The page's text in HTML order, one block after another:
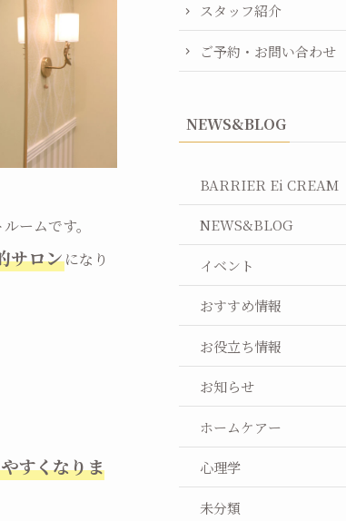
ームです。
サロンになり
すくなりま
スタッフ紹介
ご予約・お問い合わせ
NEWS&BLOG
BARRIER Ei CREAM
NEWS&BLOG
イベント
おすすめ情報
お役立ち情報
お知らせ
ホームケアー
心理学
未分類